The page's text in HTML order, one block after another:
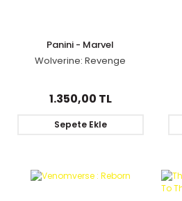
Panini - Marvel
Wolverine: Revenge
1.350,00 TL
Sepete Ekle